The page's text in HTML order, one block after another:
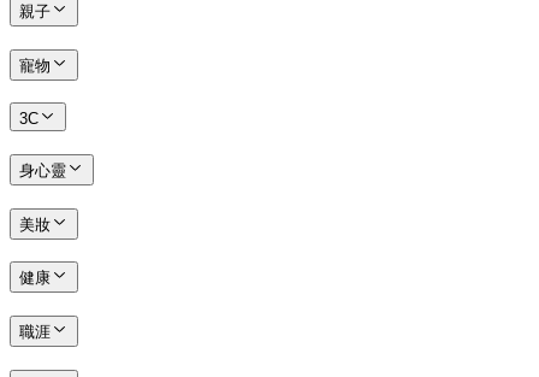
親子
寵物
3C
身心靈
美妝
健康
職涯